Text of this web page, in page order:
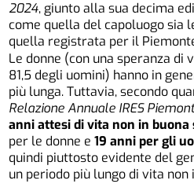
2024, giunto alla sua decima
come quella del capoluogo sia
quella registrata per il
Le donne (con una speranza di
81,5 degli uomini) hanno in
più lunga. Tuttavia, secondo
Relazione Annuale IRES
anni attesi di vita non in buona
per le donne e19 anni per gli
quindi piuttosto evidente del
un periodo più lungo di vita non